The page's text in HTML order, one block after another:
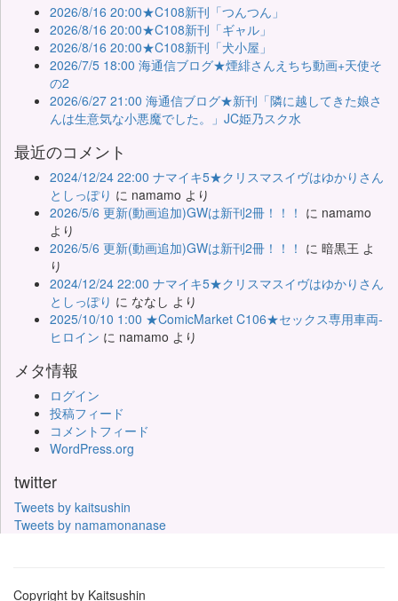
2026/8/16 20:00★C108新刊「つんつん」
2026/8/16 20:00★C108新刊「ギャル」
2026/8/16 20:00★C108新刊「犬小屋」
2026/7/5 18:00 海通信ブログ★煙緋さんえちち動画+天使そ
の2
2026/6/27 21:00 海通信ブログ★新刊「隣に越してきた娘さ
んは生意気な小悪魔でした。」JC姫乃スク水
最近のコメント
2024/12/24 22:00 ナマイキ5★クリスマスイヴはゆかりさん
としっぽり に namamo より
2026/5/6 更新(動画追加)GWは新刊2冊！！！ に namamo
より
2026/5/6 更新(動画追加)GWは新刊2冊！！！ に 暗黒王 よ
り
2024/12/24 22:00 ナマイキ5★クリスマスイヴはゆかりさん
としっぽり に ななし より
2025/10/10 1:00 ★ComicMarket C106★セックス専用車両-
ヒロイン に namamo より
メタ情報
ログイン
投稿フィード
コメントフィード
WordPress.org
twitter
Tweets by kaitsushin
Tweets by namamonanase
Copyright by Kaitsushin